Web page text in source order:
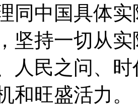
同中国具体
坚持一切从
人民之问、
和旺盛活力。